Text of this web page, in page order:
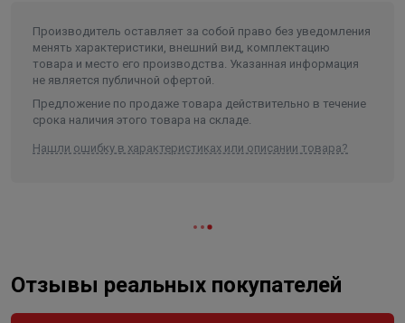
Более подробную информацию о скидках уточняйте у
менеджера.
Присоединительный размер 1"
Производитель оставляет за собой право без уведомления
менять характеристики, внешний вид, комплектацию
товара и место его производства. Указанная информация
не является публичной офертой.
Предложение по продаже товара действительно в течение
срока наличия этого товара на складе.
Нашли ошибку в характеристиках или описании товара?
Отзывы реальных покупателей